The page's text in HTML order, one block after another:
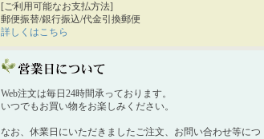
[ご利用可能なお支払方法]
郵便振替/銀行振込/代金引換郵便
詳しくはこちら
Web注文は毎日24時間承っております。
いつでもお買い物をお楽しみください。
なお、休業日にいただきましたご注文、お問い合わせ等につ